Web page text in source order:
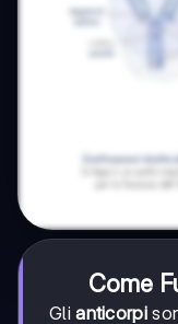
Come
Glianticorpi